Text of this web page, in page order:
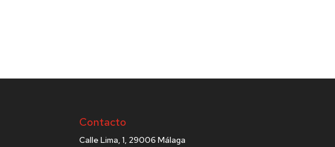
Contacto
Calle Lima, 1, 29006 Málaga